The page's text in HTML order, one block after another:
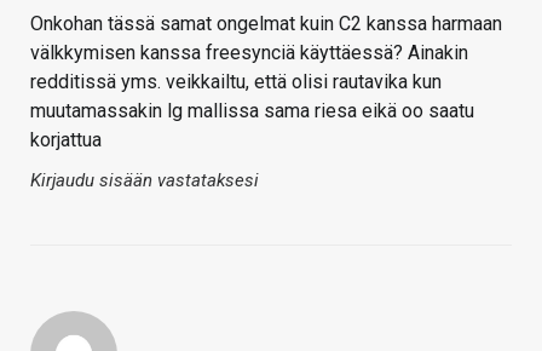
Onkohan tässä samat ongelmat kuin C2 kanssa harmaan
välkkymisen kanssa freesynciä käyttäessä? Ainakin
redditissä yms. veikkailtu, että olisi rautavika kun
muutamassakin lg mallissa sama riesa eikä oo saatu
korjattua
Kirjaudu sisään vastataksesi